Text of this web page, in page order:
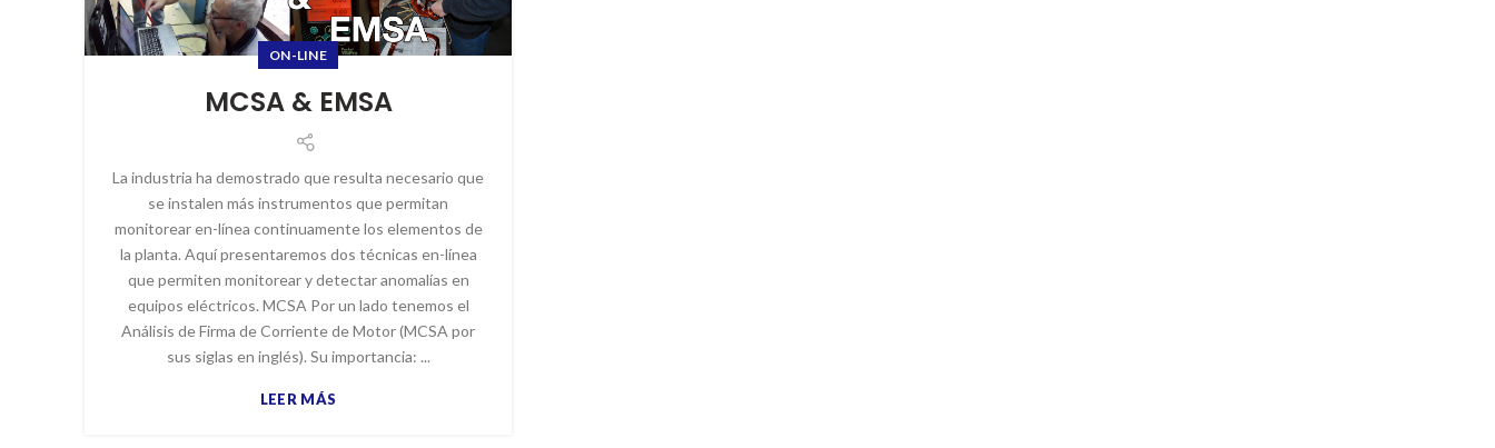
ON-LINE
MCSA & EMSA
La industria ha demostrado que resulta necesario que
se instalen más instrumentos que permitan
monitorear en-línea continuamente los elementos de
la planta. Aquí presentaremos dos técnicas en-línea
que permiten monitorear y detectar anomalías en
equipos eléctricos. MCSA Por un lado tenemos el
Análisis de Firma de Corriente de Motor (MCSA por
sus siglas en inglés). Su importancia: ...
LEER MÁS